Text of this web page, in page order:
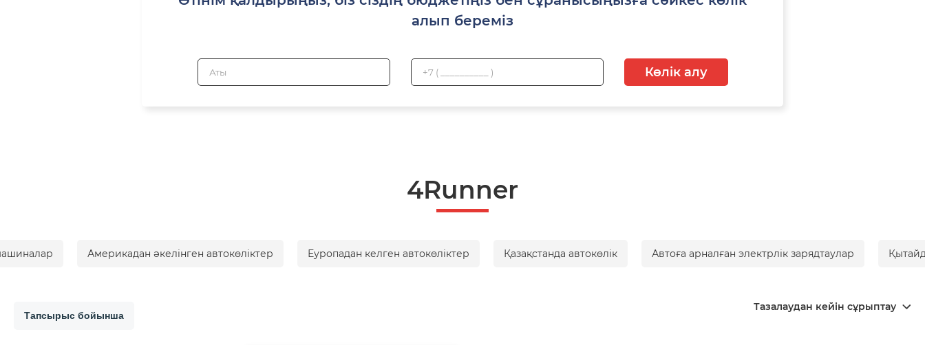
алып береміз
Көлік алу
4Runner
Америкадан әкелінген автокөліктер Еуропадан келген автокөліктер Қазақстанда автокөлік Автоға арналған электрлік зарядтаулар
Тазалаудан кейін сұрыптау
Тапсырыс бойынша